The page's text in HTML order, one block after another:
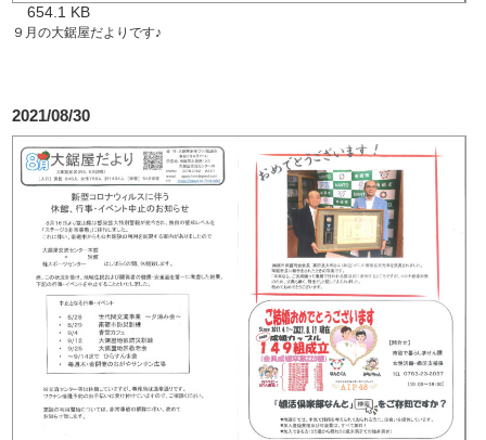
654.1 KB
９月の大鋸屋だよりです♪
2021/08/30